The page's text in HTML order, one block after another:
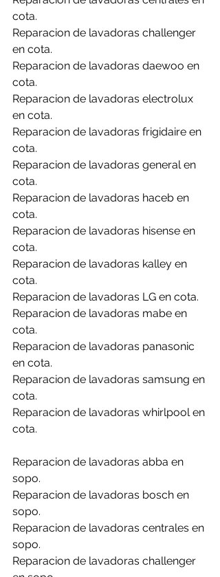
cota.
Reparacion de lavadoras challenger
en cota.
Reparacion de lavadoras daewoo en
cota.
Reparacion de lavadoras electrolux
en cota.
Reparacion de lavadoras frigidaire en
cota.
Reparacion de lavadoras general en
cota.
Reparacion de lavadoras haceb en
cota.
Reparacion de lavadoras hisense en
cota.
Reparacion de lavadoras kalley en
cota.
Reparacion de lavadoras LG en cota.
Reparacion de lavadoras mabe en
cota.
Reparacion de lavadoras panasonic
en cota.
Reparacion de lavadoras samsung en
cota.
Reparacion de lavadoras whirlpool en
cota.
Reparacion de lavadoras abba en
sopo.
Reparacion de lavadoras bosch en
sopo.
Reparacion de lavadoras centrales en
sopo.
Reparacion de lavadoras challenger